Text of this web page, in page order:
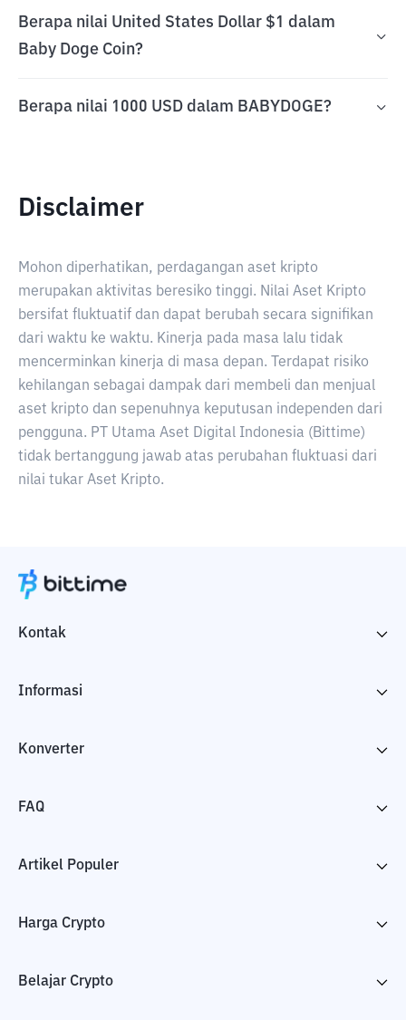
Berapa nilai United States Dollar $1 dalam
Baby Doge Coin?
Berapa nilai 1000 USD dalam BABYDOGE?
Disclaimer
Mohon diperhatikan, perdagangan aset kripto
merupakan aktivitas beresiko tinggi. Nilai Aset Kripto
bersifat fluktuatif dan dapat berubah secara signifikan
dari waktu ke waktu. Kinerja pada masa lalu tidak
mencerminkan kinerja di masa depan. Terdapat risiko
kehilangan sebagai dampak dari membeli dan menjual
aset kripto dan sepenuhnya keputusan independen dari
pengguna. PT Utama Aset Digital Indonesia (Bittime)
tidak bertanggung jawab atas perubahan fluktuasi dari
nilai tukar Aset Kripto.
Kontak
Informasi
Konverter
FAQ
Artikel Populer
Harga Crypto
Belajar Crypto